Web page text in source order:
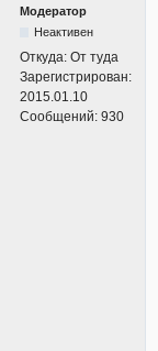
Модератор
Неактивен
Откуда: От туда
Зарегистрирован:
2015.01.10
Сообщений: 930